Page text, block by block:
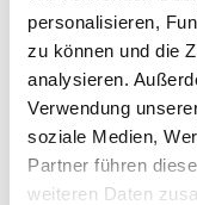
personalisieren,
zu können und die
analysieren.
Verwendung
soziale Medien,
Partner führen
weiteren Daten
Dies